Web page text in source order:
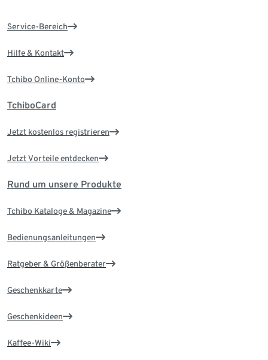
Service-Bereich
Hilfe & Kontakt
Tchibo Online-Konto
TchiboCard
Jetzt kostenlos registrieren
Jetzt Vorteile entdecken
Rund um unsere Produkte
Tchibo Kataloge & Magazine
Bedienungsanleitungen
Ratgeber & Größenberater
Geschenkkarte
Geschenkideen
Kaffee-Wiki